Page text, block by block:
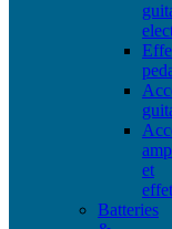
et
Batteries